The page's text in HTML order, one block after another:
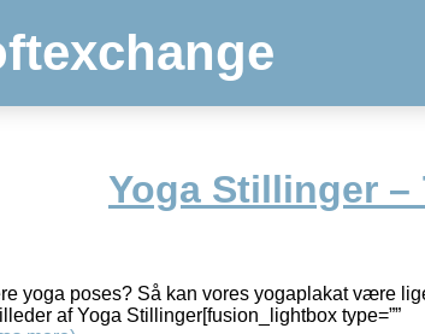
Yoga Stillinger –
yoga poses? Så kan vores yogaplakat være
af Yoga Stillinger[fusion_lightbox type=””